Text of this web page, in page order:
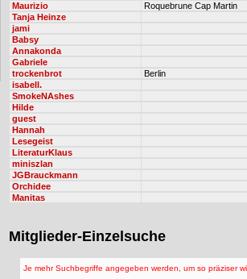
Maurizio
Roquebrune Cap Martin
Tanja Heinze
jami
Babsy
Annakonda
Gabriele
trockenbrot
Berlin
isabell.
SmokeNAshes
Hilde
guest
Hannah
Lesegeist
LiteraturKlaus
miniszlan
JGBrauckmann
Orchidee
Manitas
Mitglieder-Einzelsuche
Je mehr Suchbegriffe angegeben werden, um so präziser